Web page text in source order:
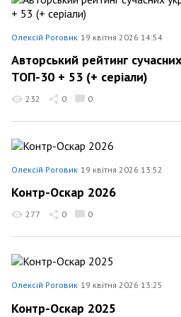
Олексій Роговик 19 квітня 2026 14:54
Авторський рейтинг
ТОП-30 + 53 (+ серіали)
232 0 0
Олексій Роговик 19 квітня 2026 13:52
Контр-Оскар 2026
277 0 0
Олексій Роговик 19 квітня 2026 13:25
Контр-Оскар 2025